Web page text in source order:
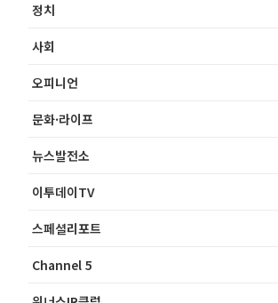
정치
사회
오피니언
문화·라이프
뉴스발전소
이투데이TV
스페셜리포트
Channel 5